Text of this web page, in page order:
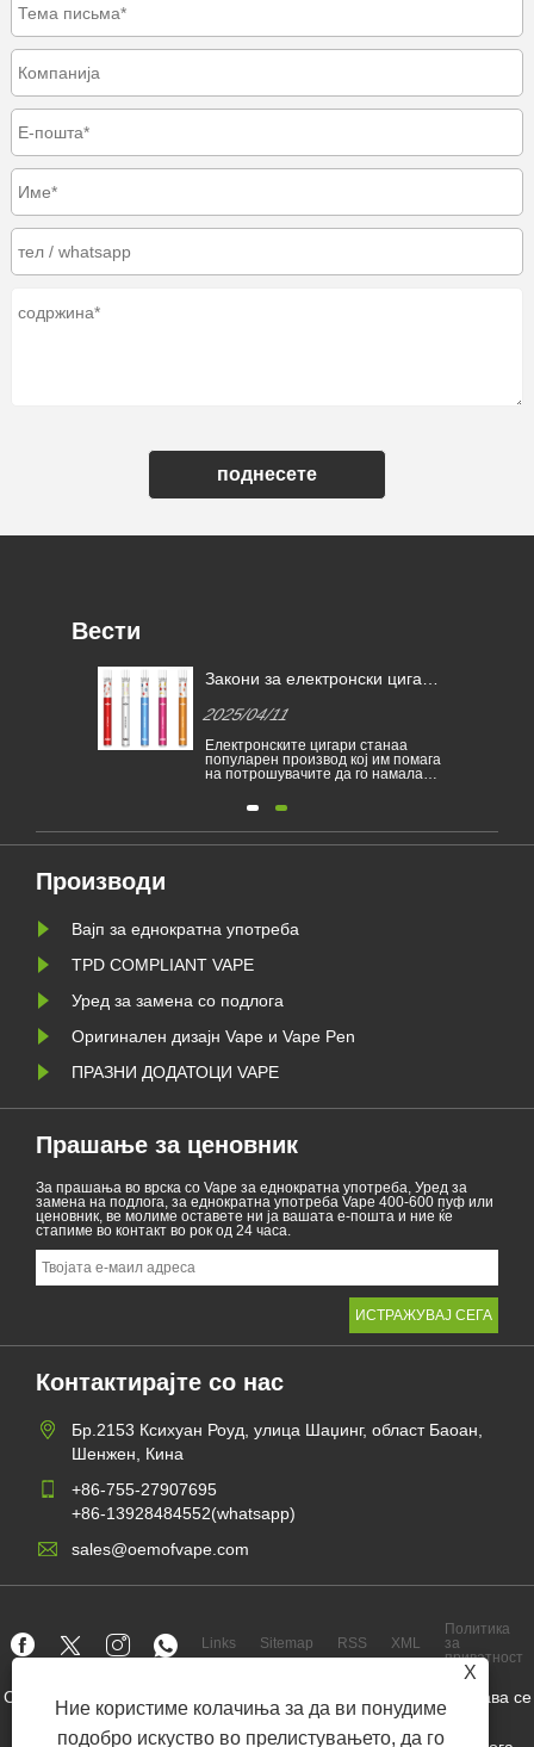
поднесете
X
Ние користиме колачиња за да ви понудиме
подобро искуство во прелистувањето, да го
Вести
е
Закони за електронски цигари
во различни земји
2025/04/11
Електронските цигари станаа
популарен производ кој им помага
на потрошувачите да го намалат
пушењето. Овој напис ги
на електронските цигари според
различни земји. Покрај тоа, има
цигари
Производи
Вајп за еднократна употреба
TPD COMPLIANT VAPE
Уред за замена со подлога
Оригинален дизајн Vape и Vape Pen
ПРАЗНИ ДОДАТОЦИ VAPE
Прашање за ценовник
За прашања во врска со Vape за еднократна употреба, Уред за
замена на подлога, за еднократна употреба Vape 400-600 пуф или
ценовник, ве молиме оставете ни ја вашата е-пошта и ние ќе
стапиме во контакт во рок од 24 часа.
Контактирајте со нас
Бр.2153 Ксихуан Роуд, улица Шаџинг, област Баоан,
Шенжен, Кина
+86-755-27907695
+86-13928484552(whatsapp)
sales@oemofvape.com
Links Sitemap RSS XML
Политика
за
приватност
Copyright © 2022 Aplus Precision Technology Co., Ltd. Сите права се
задржани.